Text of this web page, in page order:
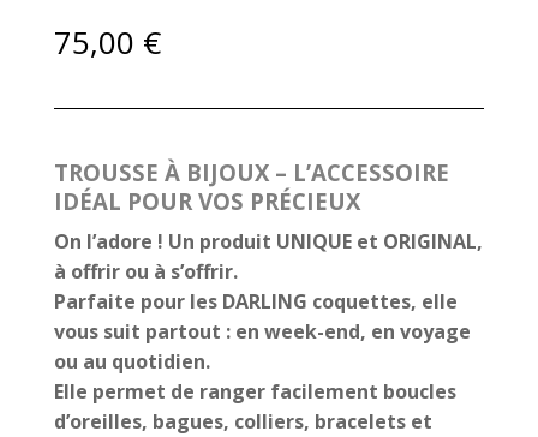
75,00 €
TROUSSE À BIJOUX – L’ACCESSOIRE
IDÉAL POUR VOS PRÉCIEUX
On l’adore ! Un produit UNIQUE et ORIGINAL,
à offrir ou à s’offrir.
Parfaite pour les DARLING coquettes, elle
vous suit partout : en week-end, en voyage
ou au quotidien.
Elle permet de ranger facilement boucles
d’oreilles, bagues, colliers, bracelets et